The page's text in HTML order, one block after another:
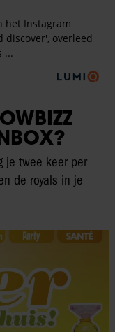
je twee keer per
de royals in je